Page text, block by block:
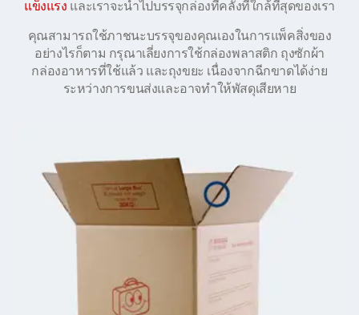
แข็งแรง และเราจะนำไปบรรจุกล่องที่คลังที่ใกล้ที่สุดของเรา
คุณสามารถใช้ภาชนะบรรจุของคุณเองในการแพ็คสิ่งของ
อย่างไรก็ตาม กรุณาเลี่ยงการใช้กล่องพลาสติก ถุงซักผ้า
กล่องอาหารที่ใช้แล้ว และถุงขยะ เนื่องจากฉีกขาดได้ง่าย
ระหว่างการขนส่งและอาจทำให้พัสดุเสียหาย